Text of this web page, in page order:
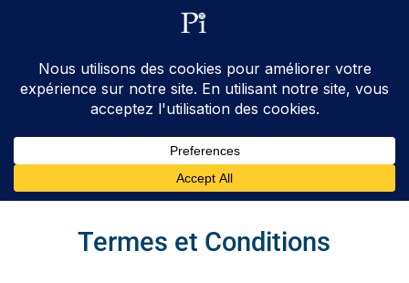
ventes@processinstruments.fr
Termes et Conditions